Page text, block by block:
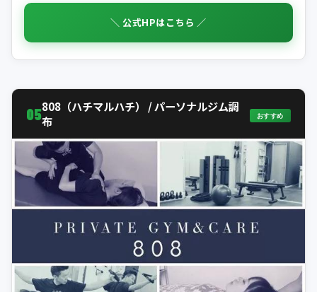
＼ 公式HPはこちら ／
05808（ハチマルハチ） / パーソナルジム調
布
おすすめ